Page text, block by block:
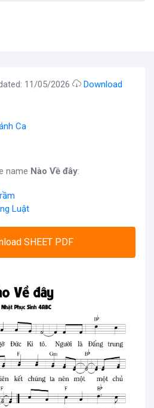
11/05/2026
Download
Ca
name Nào Về đây:
Luật
SHEET PDF